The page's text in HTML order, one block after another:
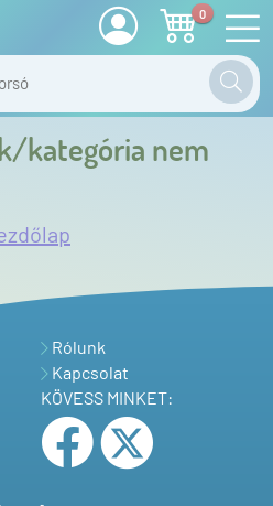
0
kategória nem
Rólunk
Kapcsolat
KÖVESS MINKET: